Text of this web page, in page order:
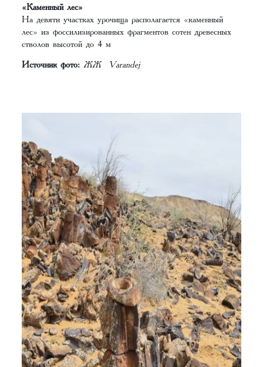
«Каменный лес»
На девяти участках урочища располагается «каменный
лес» из фоссилизированных фрагментов сотен древесных
стволов высотой до 4 м
Источник фото: ЖЖ Varandej